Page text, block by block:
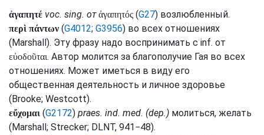
ἀγαπητέ voc. sing. от ἀγαπητός (G27) возлюбленный.
περὶ πάντων (G4012; G3956) во всех отношениях
(Marshall). Эту фразу надо воспринимать с inf. от
εὐοδοῦται. Автор молится за благополучие Гая во всех
отношениях. Может иметься в виду его
общественная деятельность и личное здоровье
(Brooke; Westcott).
εὔχομαι (G2172) praes. ind. med. (dep.) молиться, желать
(Marshall; Strecker; DLNT, 941−48).